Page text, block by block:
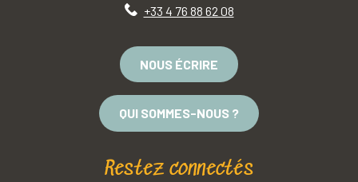
+33 4 76 88 62 08
NOUS ÉCRIRE
QUI SOMMES-NOUS ?
Restez connectés